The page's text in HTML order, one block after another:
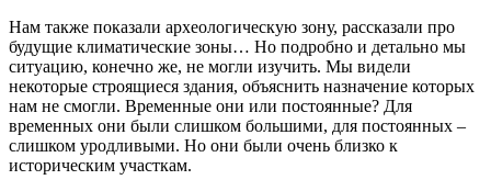
Нам также показали археологическую зону, рассказали про
будущие климатические зоны… Но подробно и детально мы
ситуацию, конечно же, не могли изучить. Мы видели
некоторые строящиеся здания, объяснить назначение которых
нам не смогли. Временные они или постоянные? Для
временных они были слишком большими, для постоянных –
слишком уродливыми. Но они были очень близко к
историческим участкам.